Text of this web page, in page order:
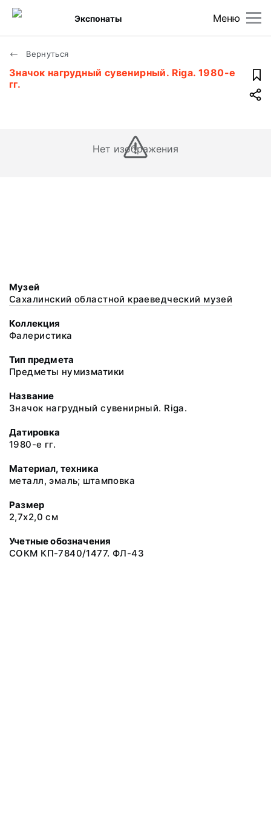
Меню
Экспонаты
Вернуться
Значок нагрудный сувенирный. Riga. 1980-е
гг.
Нет изображения
Музей
Сахалинский областной краеведческий музей
Коллекция
Фалеристика
Тип предмета
Предметы нумизматики
Название
Значок нагрудный сувенирный. Riga.
Датировка
1980-е гг.
Материал, техника
металл, эмаль; штамповка
Размер
2,7х2,0 см
Учетные обозначения
СОКМ КП-7840/1477. ФЛ-43